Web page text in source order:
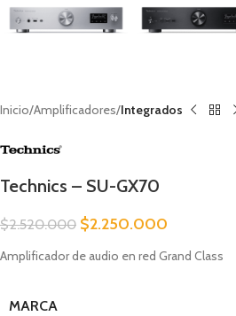
Inicio Amplificadores Integrados
Technics – SU-GX70
$2.520.000 $2.250.000
Amplificador de audio en red Grand Class
MARCA